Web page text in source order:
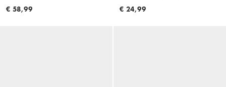
€ 58,99
€ 24,99